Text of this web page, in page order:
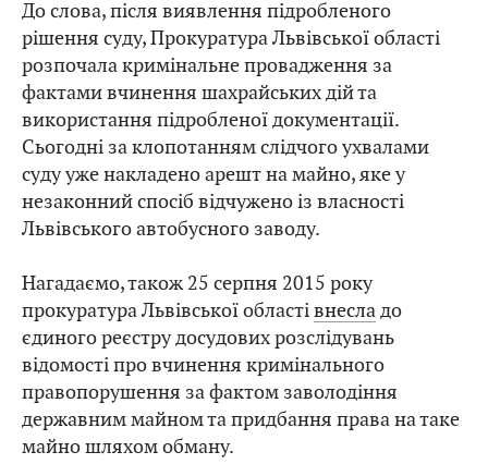
До слова, після виявлення підробленого
рішення суду, Прокуратура Львівської області
розпочала кримінальне провадження за
фактами вчинення шахрайських дій та
використання підробленої документації.
Сьогодні за клопотанням слідчого ухвалами
суду уже накладено арешт на майно, яке у
незаконний спосіб відчужено із власності
Львівського автобусного заводу.
Нагадаємо, також 25 серпня 2015 року
прокуратура Львівської областівнесладо
єдиного реєстру досудових розслідувань
відомості про вчинення кримінального
правопорушення за фактом заволодіння
державним майном та придбання права на таке
майно шляхом обману.